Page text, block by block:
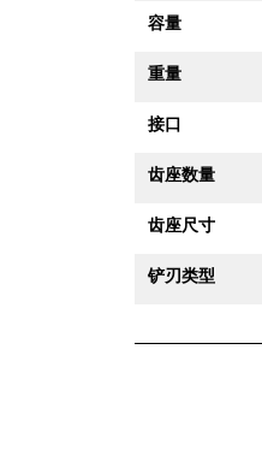
容量
重量
接口
齿座数量
齿座尺寸
铲刃类型